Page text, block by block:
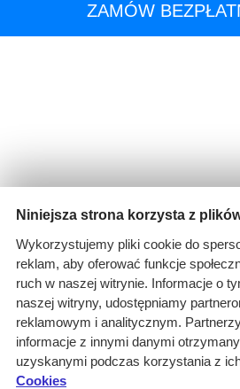
ZAMÓW
Wyniki wyszukiwania
1 informacja dla
Branże: Medyczna
Branże: Laboratoria
Miejscowość organizatora: Tuch...
Branże: Finanse - bankowość
Branże: Surowce, paliwa, oleje...
Kraj realizacji: POLSKA
Niniejsza strona korzysta z
Wykorzystujemy pliki cookie do
reklam, aby oferować funkcje
ruch w naszej witrynie. Informacje o
naszej witryny, udostępniamy
reklamowym i analitycznym.
informacje z innymi danymi
uzyskanymi podczas korzystania z ich
Cookies